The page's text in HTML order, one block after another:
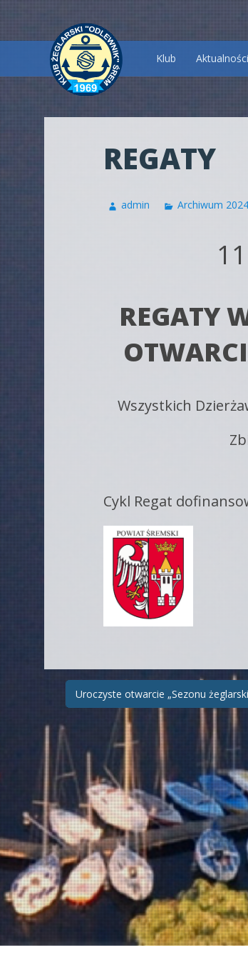
Przeskocz
do
treści
Klub Aktualności
REGATY
admin Archiwum 2024
REGATY
Wszystkich
Cykl Regat
Zobacz
wpisy
Uroczyste otwarcie „Sezonu